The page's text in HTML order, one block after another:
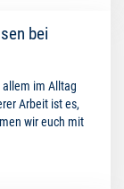
bei
allem im Alltag
Arbeit ist es,
wir euch mit